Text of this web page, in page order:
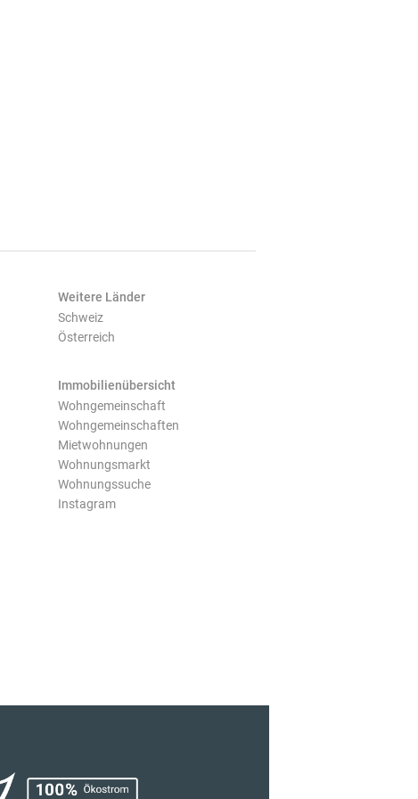
Weitere Länder
Schweiz
Österreich
Immobilienübersicht
Wohngemeinschaft
Wohngemeinschaften
Mietwohnungen
Wohnungsmarkt
Wohnungssuche
Instagram